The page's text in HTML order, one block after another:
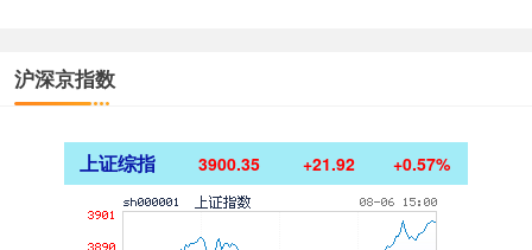
沪深京指数
上证综指 3900.35 +21.92 +0.57%